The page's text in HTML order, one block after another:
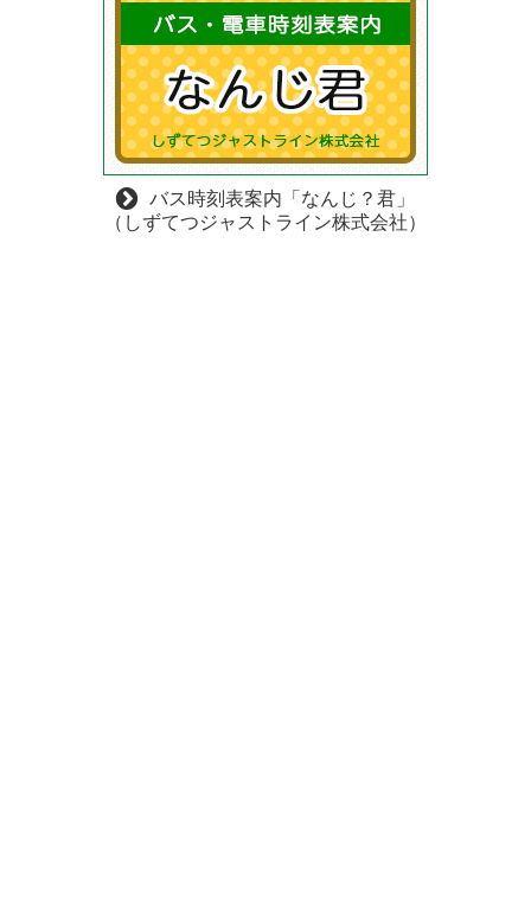
バス時刻表案内「なんじ？君」
（しずてつジャストライン株式会社）